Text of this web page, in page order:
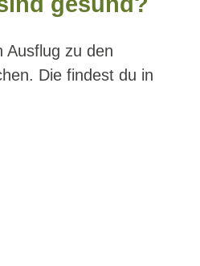
Ausflug zu den
Die findest du in